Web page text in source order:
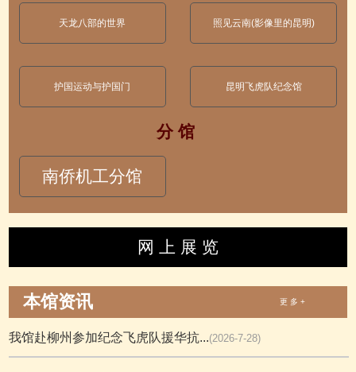
天龙八部的世界 照见云南(影像里的昆明)
护国运动与护国门 昆明飞虎队纪念馆
分 馆
南侨机工分馆
网 上 展 览
本馆资讯 更 多 +
我馆赴柳州参加纪念飞虎队援华抗...(2026-7-28)